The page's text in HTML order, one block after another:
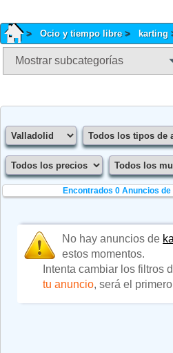
Ocio y tiempo libre karting
Mostrar subcategorías
Encontrados 0Anuncios de
No hay anuncios de
estos momentos.
Intenta cambiar los filtros
tu anuncio, será el